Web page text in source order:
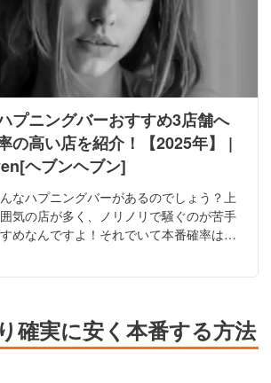
プニングバーおすすめ3店舗へ
の高い店を紹介！【2025年】 |
ヘブンヘブン]
なハプニングバーがあるのでしょう？上
気の店が多く、ノリノリで騒ぐのが苦手
めなんですよ！それでいて本番確率は高
客にも優しく、デビューにもぴったりで
プニングバーを紹介します！
確実に安く本番する方法